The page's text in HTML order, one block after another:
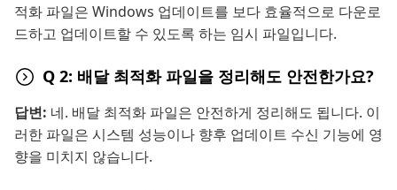
적화 파일은 Windows 업데이트를 보다 효율적으로 다운로
드하고 업데이트할 수 있도록 하는 임시 파일입니다.
Q 2: 배달 최적화 파일을 정리해도 안전한가요?
답변: 네. 배달 최적화 파일은 안전하게 정리해도 됩니다. 이
러한 파일은 시스템 성능이나 향후 업데이트 수신 기능에 영
향을 미치지 않습니다.